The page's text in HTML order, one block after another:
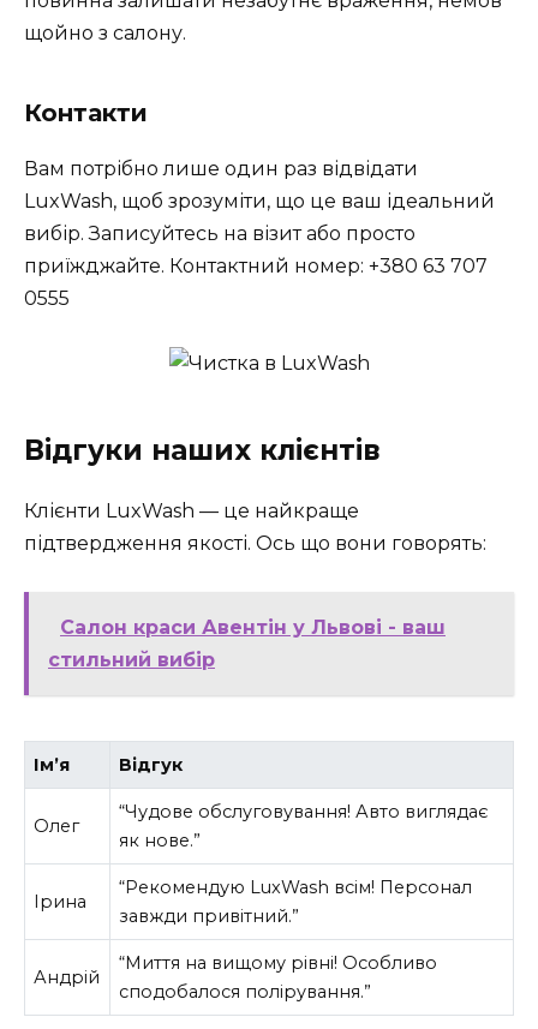
щойно з салону.
Контакти
Вам потрібно лише один раз відвідати
LuxWash, щоб зрозуміти, що це ваш ідеальний
вибір. Записуйтесь на візит або просто
приїжджайте. Контактний номер: +380 63 707
0555
Відгуки наших клієнтів
Клієнти LuxWash — це найкраще
підтвердження якості. Ось що вони говорять:
Салон краси Авентін у Львові - ваш
стильний вибір
Ім’я Відгук
Олег
“Чудове обслуговування! Авто виглядає
як нове.”
Ірина
“Рекомендую LuxWash всім! Персонал
завжди привітний.”
Андрій
“Миття на вищому рівні! Особливо
сподобалося полірування.”